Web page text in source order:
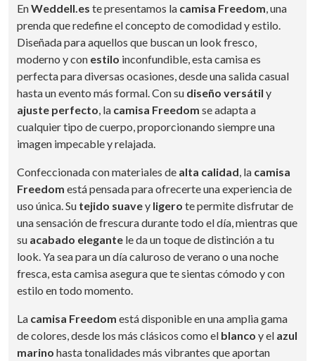
EnWeddell.es te presentamos la camisa Freedom , una
prenda que redefine el concepto de comodidad y estilo.
Diseñada para aquellos que buscan un look fresco,
moderno y con estilo inconfundible, esta camisa es
perfecta para diversas ocasiones, desde una salida casual
hasta un evento más formal. Con su diseño versátil y
ajuste perfecto , la camisa Freedom se adapta a
cualquier tipo de cuerpo, proporcionando siempre una
imagen impecable y relajada.
Confeccionada con materiales de alta calidad , la camisa
Freedom está pensada para ofrecerte una experiencia de
uso única. Su tejido suavey ligero te permite disfrutar de
una sensación de frescura durante todo el día, mientras que
su acabado elegante le da un toque de distinción a tu
look. Ya sea para un día caluroso de verano o una noche
fresca, esta camisa asegura que te sientas cómodo y con
estilo en todo momento.
La camisa Freedom está disponible en una amplia gama
de colores, desde los más clásicos como el blanco y el azul
marino hasta tonalidades más vibrantes que aportan